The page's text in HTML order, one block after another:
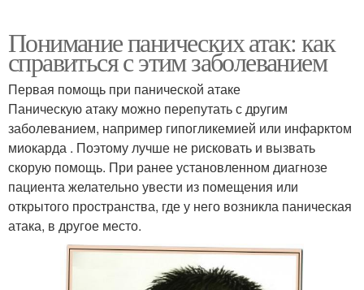
Понимание панических атак: как
справиться с этим заболеванием
Первая помощь при панической атаке
Паническую атаку можно перепутать с другим
заболеванием, например гипогликемией или инфарктом
миокарда . Поэтому лучше не рисковать и вызвать
скорую помощь. При ранее установленном диагнозе
пациента желательно увести из помещения или
открытого пространства, где у него возникла паническая
атака, в другое место.